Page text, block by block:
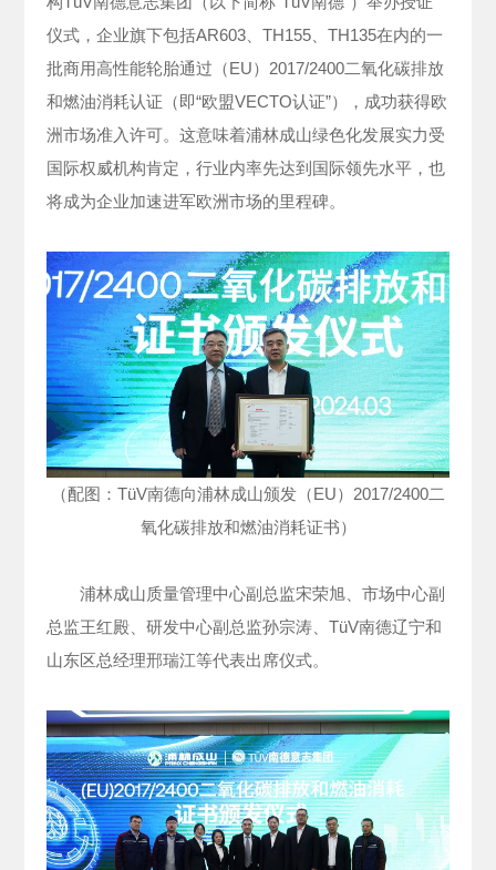
仪式，企业旗下包括AR603、TH155、TH135在内的一
批商用高性能轮胎通过（EU）2017/2400二氧化碳排放
和燃油消耗认证（即“欧盟VECTO认证”），成功获得欧
洲市场准入许可。这意味着浦林成山绿色化发展实力受
国际权威机构肯定，行业内率先达到国际领先水平，也
将成为企业加速进军欧洲市场的里程碑。
（配图：TüV南德向浦林成山颁发（EU）2017/2400二
氧化碳排放和燃油消耗证书）
浦林成山质量管理中心副总监宋荣旭、市场中心副
总监王红殿、研发中心副总监孙宗涛、TüV南德辽宁和
山东区总经理邢瑞江等代表出席仪式。